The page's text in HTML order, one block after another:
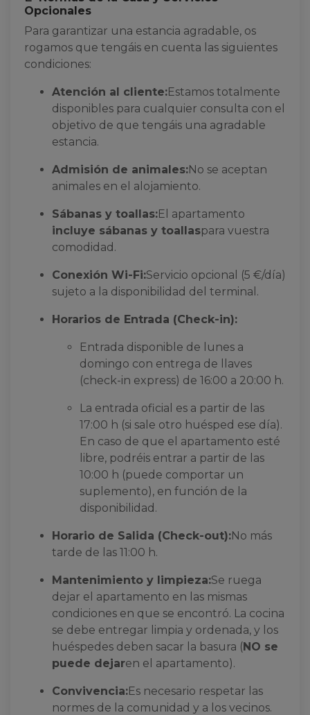
Opcionales
Para garantizar una estancia agradable, os
rogamos que tengáis en cuenta las siguientes
condiciones:
Atención al cliente:Estamos totalmente
disponibles para cualquier consulta con el
objetivo de que tengáis una agradable
estancia.
Admisión de animales:No se aceptan
animales en el alojamiento.
Sábanas y toallas:El apartamento
incluye sábanas y toallaspara vuestra
comodidad.
Conexión Wi-Fi:Servicio opcional (5 €/día)
sujeto a la disponibilidad del terminal.
Horarios de Entrada (Check-in):
Entrada disponible de lunes a
domingo con entrega de llaves
(check-in express) de 16:00 a 20:00 h.
La entrada oficial es a partir de las
17:00 h (si sale otro huésped ese día).
En caso de que el apartamento esté
libre, podréis entrar a partir de las
10:00 h (puede comportar un
suplemento), en función de la
disponibilidad.
Horario de Salida (Check-out):No más
tarde de las 11:00 h.
Mantenimiento y limpieza:Se ruega
dejar el apartamento en las mismas
condiciones en que se encontró. La cocina
se debe entregar limpia y ordenada, y los
huéspedes deben sacar la basura (NO se
puede dejaren el apartamento).
Convivencia:Es necesario respetar las
normes de la comunidad y a los vecinos.